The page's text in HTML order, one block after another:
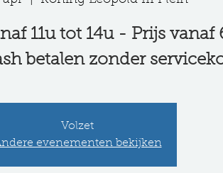
11u tot 14u - Prijs vanaf
betalen zonder
Volzet
evenementen bekijken